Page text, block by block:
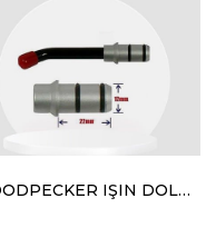
WOODPECKER IŞIN DOLGU CİHAZ UCU